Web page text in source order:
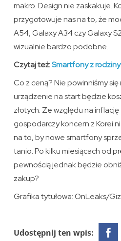
makro. Design nie zaskakuje.
przygotowuje nas na to, że
A54, Galaxy A34 czy Galaxy
wizualnie bardzo podobne.
Czytaj też:Smartfony z
Co z ceną? Nie powinniśmy
urządzenie na start będzie
złotych. Ze względu na
gospodarczy koncern z Korei
na to, by nowe smartfony
tanio. Po kilku miesiącach od
pewnością jednak będzie
zakup?
Grafika tytułowa: OnLeaks/
Udostępnij ten wpis: